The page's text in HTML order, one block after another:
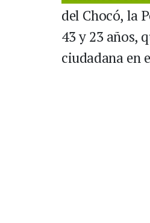
del Chocó, la
43 y 23 años,
ciudadana en